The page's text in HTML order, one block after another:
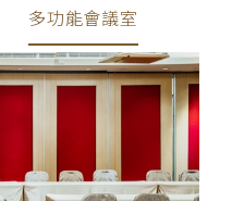
多功能會議室